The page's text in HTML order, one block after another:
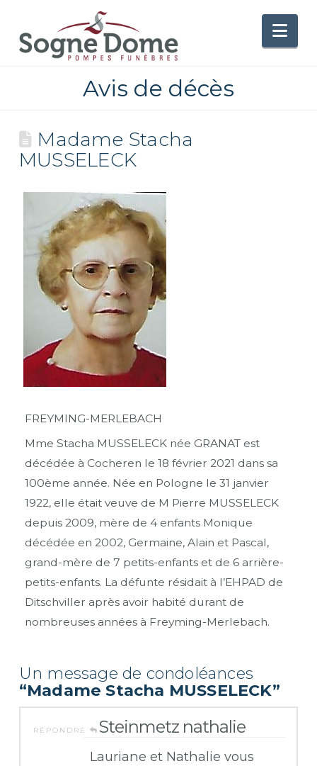
Avis de décès
Madame Stacha
MUSSELECK
FREYMING-MERLEBACH
Mme Stacha MUSSELECK née GRANAT est
décédée à Cocheren le 18 février 2021 dans sa
100ème année. Née en Pologne le 31 janvier
1922, elle était veuve de M Pierre MUSSELECK
depuis 2009, mère de 4 enfants Monique
décédée en 2002, Germaine, Alain et Pascal,
grand-mère de 7 petits-enfants et de 6 arrière-
petits-enfants. La défunte résidait à l’EHPAD de
Ditschviller après avoir habité durant de
nombreuses années à Freyming-Merlebach.
Un message de condoléances
“Madame Stacha MUSSELECK”
RÉPONDRE Steinmetz nathalie
Lauriane et Nathalie vous